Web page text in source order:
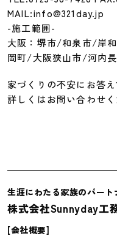
MAIL:info@321day.jp
-施工範囲-
大阪：堺市/和泉市/岸
岡町/大阪狭山市/河内
家づくりの不安にお答
詳しくはお問い合わせく
生涯にわたる家族のパート
株式会社Sunnyday工
[会社概要]